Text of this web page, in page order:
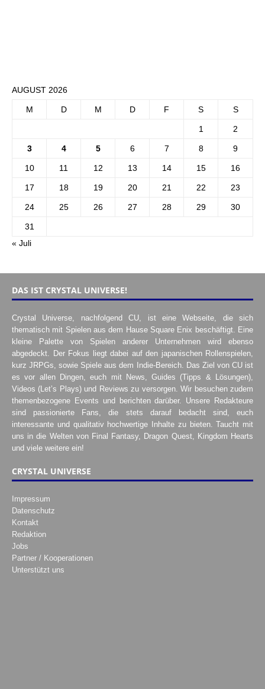
AUGUST 2026
M D M D F S S
1 2
3 4 5 6 7 8 9
10 11 12 13 14 15 16
17 18 19 20 21 22 23
24 25 26 27 28 29 30
31
« Juli
DAS IST CRYSTAL UNIVERSE!
Crystal Universe, nachfolgend CU, ist eine Webseite, die sich
thematisch mit Spielen aus dem Hause Square Enix beschäftigt. Eine
kleine Palette von Spielen anderer Unternehmen wird ebenso
abgedeckt. Der Fokus liegt dabei auf den japanischen Rollenspielen,
kurz JRPGs, sowie Spiele aus dem Indie-Bereich. Das Ziel von CU ist
es vor allen Dingen, euch mit News, Guides (Tipps & Lösungen),
Videos (Let’s Plays) und Reviews zu versorgen. Wir besuchen zudem
themenbezogene Events und berichten darüber. Unsere Redakteure
sind passionierte Fans, die stets darauf bedacht sind, euch
interessante und qualitativ hochwertige Inhalte zu bieten. Taucht mit
uns in die Welten von Final Fantasy, Dragon Quest, Kingdom Hearts
und viele weitere ein!
CRYSTAL UNIVERSE
Impressum
Datenschutz
Kontakt
Redaktion
Jobs
Partner / Kooperationen
Unterstützt uns